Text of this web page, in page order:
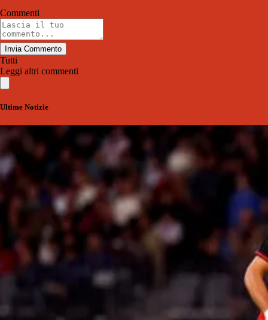
Commenti
Invia Commento
Tutti
Leggi altri commenti
Ultime Notizie